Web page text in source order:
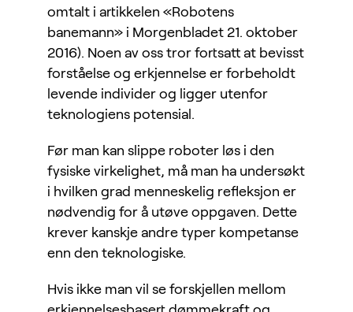
omtalt i artikkelen «Robotens
banemann» i Morgenbladet 21. oktober
2016). Noen av oss tror fortsatt at bevisst
forståelse og erkjennelse er forbeholdt
levende individer og ligger utenfor
teknologiens potensial.
Før man kan slippe roboter løs i den
fysiske virkelighet, må man ha undersøkt
i hvilken grad menneskelig refleksjon er
nødvendig for å utøve oppgaven. Dette
krever kanskje andre typer kompetanse
enn den teknologiske.
Hvis ikke man vil se forskjellen mellom